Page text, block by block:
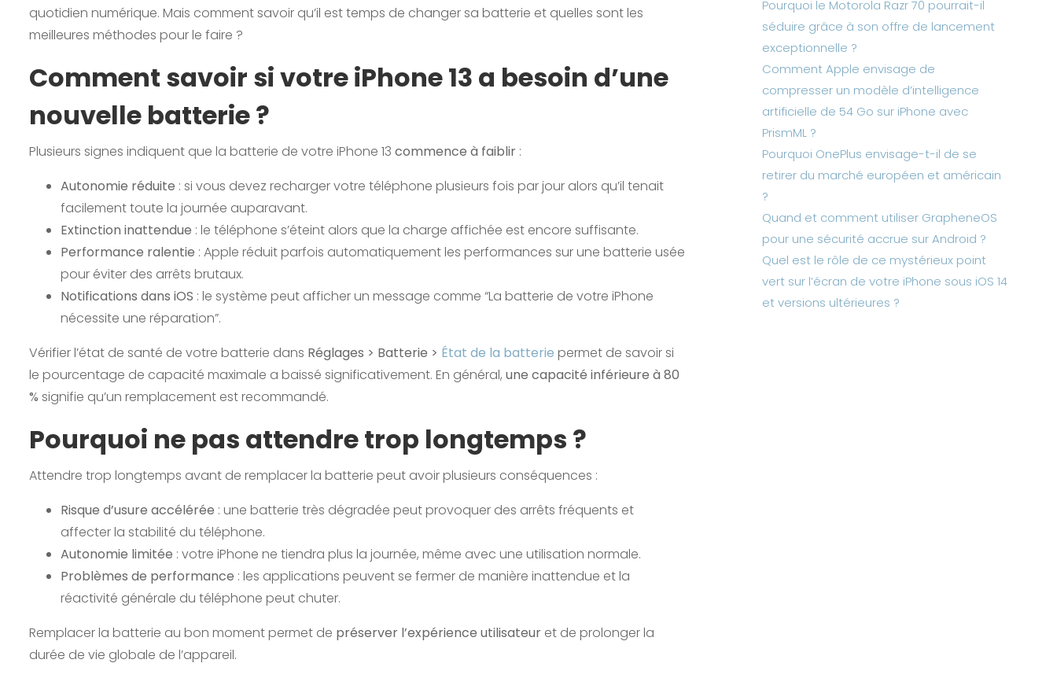
quotidien numérique. Mais comment savoir qu’il est temps de changer sa batterie et quelles sont les
meilleures méthodes pour le faire ?
Comment savoir si votre iPhone 13 a besoin d’une
nouvelle batterie ?
Plusieurs signes indiquent que la batterie de votre iPhone 13 commence à faiblir :
Autonomie réduite : si vous devez recharger votre téléphone plusieurs fois par jour alors qu’il tenait
facilement toute la journée auparavant.
Extinction inattendue : le téléphone s’éteint alors que la charge affichée est encore suffisante.
Performance ralentie : Apple réduit parfois automatiquement les performances sur une batterie usée
pour éviter des arrêts brutaux.
Notifications dans iOS : le système peut afficher un message comme “La batterie de votre iPhone
nécessite une réparation”.
Vérifier l’état de santé de votre batterie dans Réglages > Batterie > État de la batterie permet de savoir si
le pourcentage de capacité maximale a baissé significativement. En général, une capacité inférieure à 80
% signifie qu’un remplacement est recommandé.
Pourquoi ne pas attendre trop longtemps ?
Attendre trop longtemps avant de remplacer la batterie peut avoir plusieurs conséquences :
Risque d’usure accélérée : une batterie très dégradée peut provoquer des arrêts fréquents et
affecter la stabilité du téléphone.
Autonomie limitée : votre iPhone ne tiendra plus la journée, même avec une utilisation normale.
Problèmes de performance : les applications peuvent se fermer de manière inattendue et la
réactivité générale du téléphone peut chuter.
Remplacer la batterie au bon moment permet de préserver l’expérience utilisateur et de prolonger la
durée de vie globale de l’appareil.
Pourquoi le Motorola Razr 70 pourrait-il
séduire grâce à son offre de lancement
exceptionnelle ?
Comment Apple envisage de
compresser un modèle d’intelligence
artificielle de 54 Go sur iPhone avec
PrismML ?
Pourquoi OnePlus envisage-t-il de se
retirer du marché européen et américain
?
Quand et comment utiliser GrapheneOS
pour une sécurité accrue sur Android ?
Quel est le rôle de ce mystérieux point
vert sur l’écran de votre iPhone sous iOS 14
et versions ultérieures ?